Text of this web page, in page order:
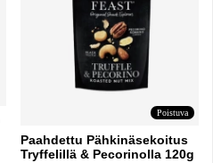
Poistuva
Paahdettu Pähkinäsekoitus
Tryffelillä & Pecorinolla 120g